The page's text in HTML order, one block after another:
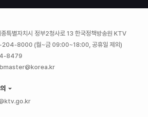
특별자치시 정부2청사로 13 한국정책방송원 KTV
204-8000 (월~금 09:00~18:00, 공휴일 제외)
8479